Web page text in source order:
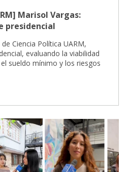
Marisol Vargas:
presidencial
Ciencia Política UARM,
evaluando la viabilidad
sueldo mínimo y los riesgos